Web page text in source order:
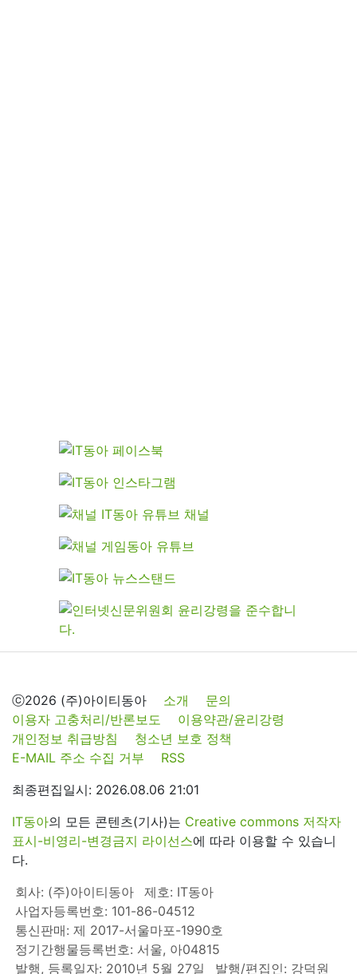
ⓒ2026 (주)아이티동아 소개
문의
이용자 고충처리/반론보도
이용약관/윤리강령
개인정보 취급방침
청소년 보호 정책
E-MAIL 주소 수집 거부
RSS
최종편집일시: 2026.08.06 21:01
IT동아의 모든 콘텐츠(기사)는 Creative commons 저작자
표시-비영리-변경금지 라이선스에 따라 이용할 수 있습니
다.
회사: (주)아이티동아
제호: IT동아
사업자등록번호: 101-86-04512
통신판매: 제 2017-서울마포-1990호
정기간행물등록번호: 서울, 아04815
발행, 등록일자: 2010년 5월 27일
발행/편집인: 강덕원